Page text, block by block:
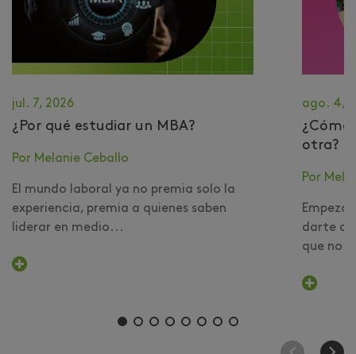
jul. 7, 2026
¿Por qué estudiar un MBA?
Por Melanie Ceballo
El mundo laboral ya no premia solo la
experiencia, premia a quienes saben
liderar en medio...
ago. 4,
​¿Cómo
otra?
Por
darte
que no